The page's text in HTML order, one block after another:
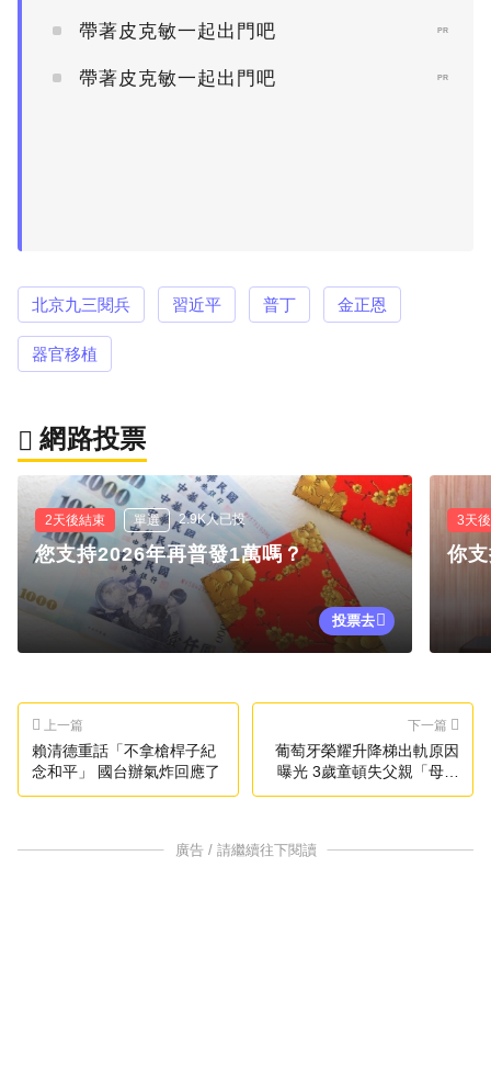
帶著皮克敏一起出門吧 PR
帶著皮克敏一起出門吧 PR
北京九三閱兵 習近平 普丁 金正恩
器官移植
網路投票
2天後結束 單選 2.9K人已投
您支持2026年再普發1萬嗎？
投票去
3天
你
上一篇
賴清德重話「不拿槍桿子紀
念和平」 國台辦氣炸回應了
下一篇
葡萄牙榮耀升降梯出軌原因
曝光 3歲童頓失父親「母也
重傷」
廣告 / 請繼續往下閱讀